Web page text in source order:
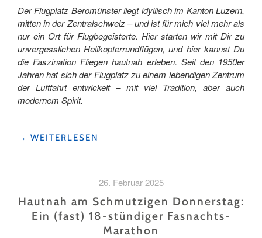
Der Flugplatz Beromünster liegt idyllisch im Kanton Luzern,
mitten in der Zentralschweiz – und ist für mich viel mehr als
nur ein Ort für Flugbegeisterte. Hier starten wir mit Dir zu
unvergesslichen Helikopterrundflügen, und hier kannst Du
die Faszination Fliegen hautnah erleben. Seit den 1950er
Jahren hat sich der Flugplatz zu einem lebendigen Zentrum
der Luftfahrt entwickelt – mit viel Tradition, aber auch
modernem Spirit.
"DER
TOR
ZUR
LUFTFAHRT
→ WEITERLESEN
26. Februar 2025
Hautnah am Schmutzigen Donnerstag:
Ein (fast) 18-stündiger Fasnachts-
Marathon